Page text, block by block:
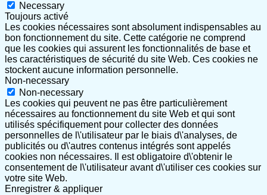
Necessary
Toujours activé
Les cookies nécessaires sont absolument indispensables au
bon fonctionnement du site. Cette catégorie ne comprend
que les cookies qui assurent les fonctionnalités de base et
les caractéristiques de sécurité du site Web. Ces cookies ne
stockent aucune information personnelle.
Non-necessary
Non-necessary
Les cookies qui peuvent ne pas être particulièrement
nécessaires au fonctionnement du site Web et qui sont
utilisés spécifiquement pour collecter des données
personnelles de l\'utilisateur par le biais d\'analyses, de
publicités ou d\'autres contenus intégrés sont appelés
cookies non nécessaires. Il est obligatoire d\'obtenir le
consentement de l\'utilisateur avant d\'utiliser ces cookies sur
votre site Web.
Enregistrer & appliquer